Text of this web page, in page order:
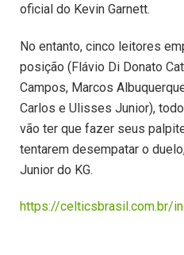
oficial do Kevin Garnett.
No entanto, cinco leitores
posição (Flávio Di Donato
Campos, Marcos
Carlos e Ulisses Junior),
vão ter que fazer seus
tentarem desempatar o
Junior do KG.
https://celticsbrasil.com.br/